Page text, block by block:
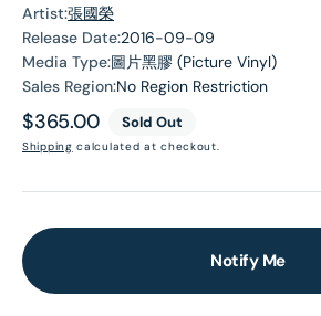
Artist:張國榮
Release Date:2016-09-09
Media Type:圖片黑膠 (Picture Vinyl)
Sales Region:No Region Restriction
Regular
price
$365.00 Sold Out
Shipping calculated at checkout.
Notify Me